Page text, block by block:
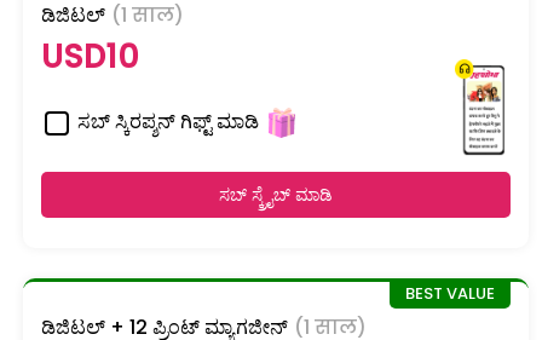
ಡಿಜಿಟಲ್ (1 साल)
USD10
ಸಬ್ ಸ್ಕಿರಪ್ಶನ್ ಗಿಫ್ಟ್ ಮಾಡಿ
ಸಬ್ ಸ್ಕ್ರೈಬ್ ಮಾಡಿ
ಡಿಜಿಟಲ್ + 12 ಪ್ರಿಂಟ್ ಮ್ಯಾಗಜೀನ್ (1 साल)